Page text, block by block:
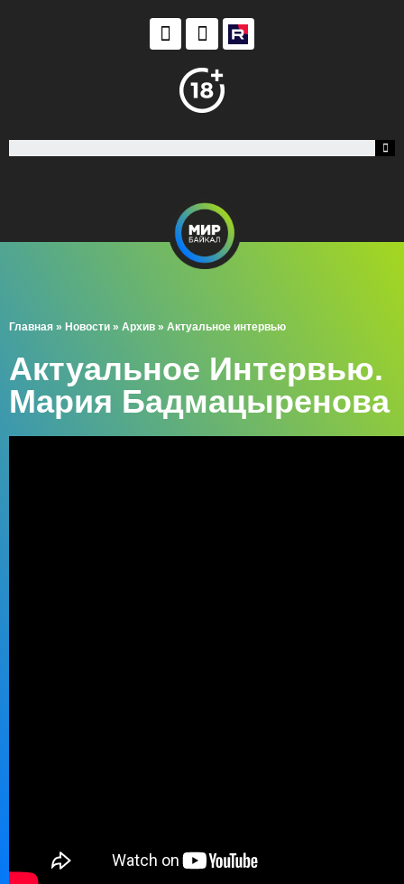
Главная » Новости » Архив » Актуальное интервью
Актуальное Интервью.
Мария Бадмацыренова